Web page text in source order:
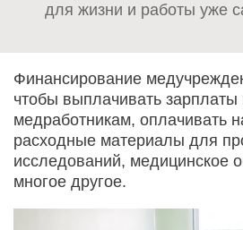
для жизни и работы уже
Финансирование
чтобы выплачивать зарплаты
медработникам, оплачивать
расходные материалы для
исследований, медицинское
многое другое.